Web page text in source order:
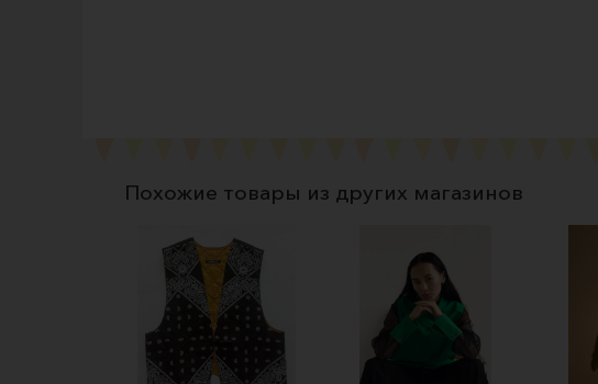
Похожие товары из других магазинов